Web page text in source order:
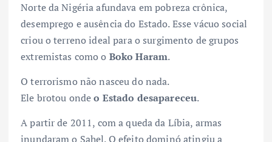
Norte da Nigéria afundava em pobreza crônica,
desemprego e ausência do Estado. Esse vácuo social
criou o terreno ideal para o surgimento de grupos
extremistas como o Boko Haram.
O terrorismo não nasceu do nada.
Ele brotou ondeo Estado desapareceu.
A partir de 2011, com a queda da Líbia, armas
inundaram o Sahel. O efeito dominó atingiu a